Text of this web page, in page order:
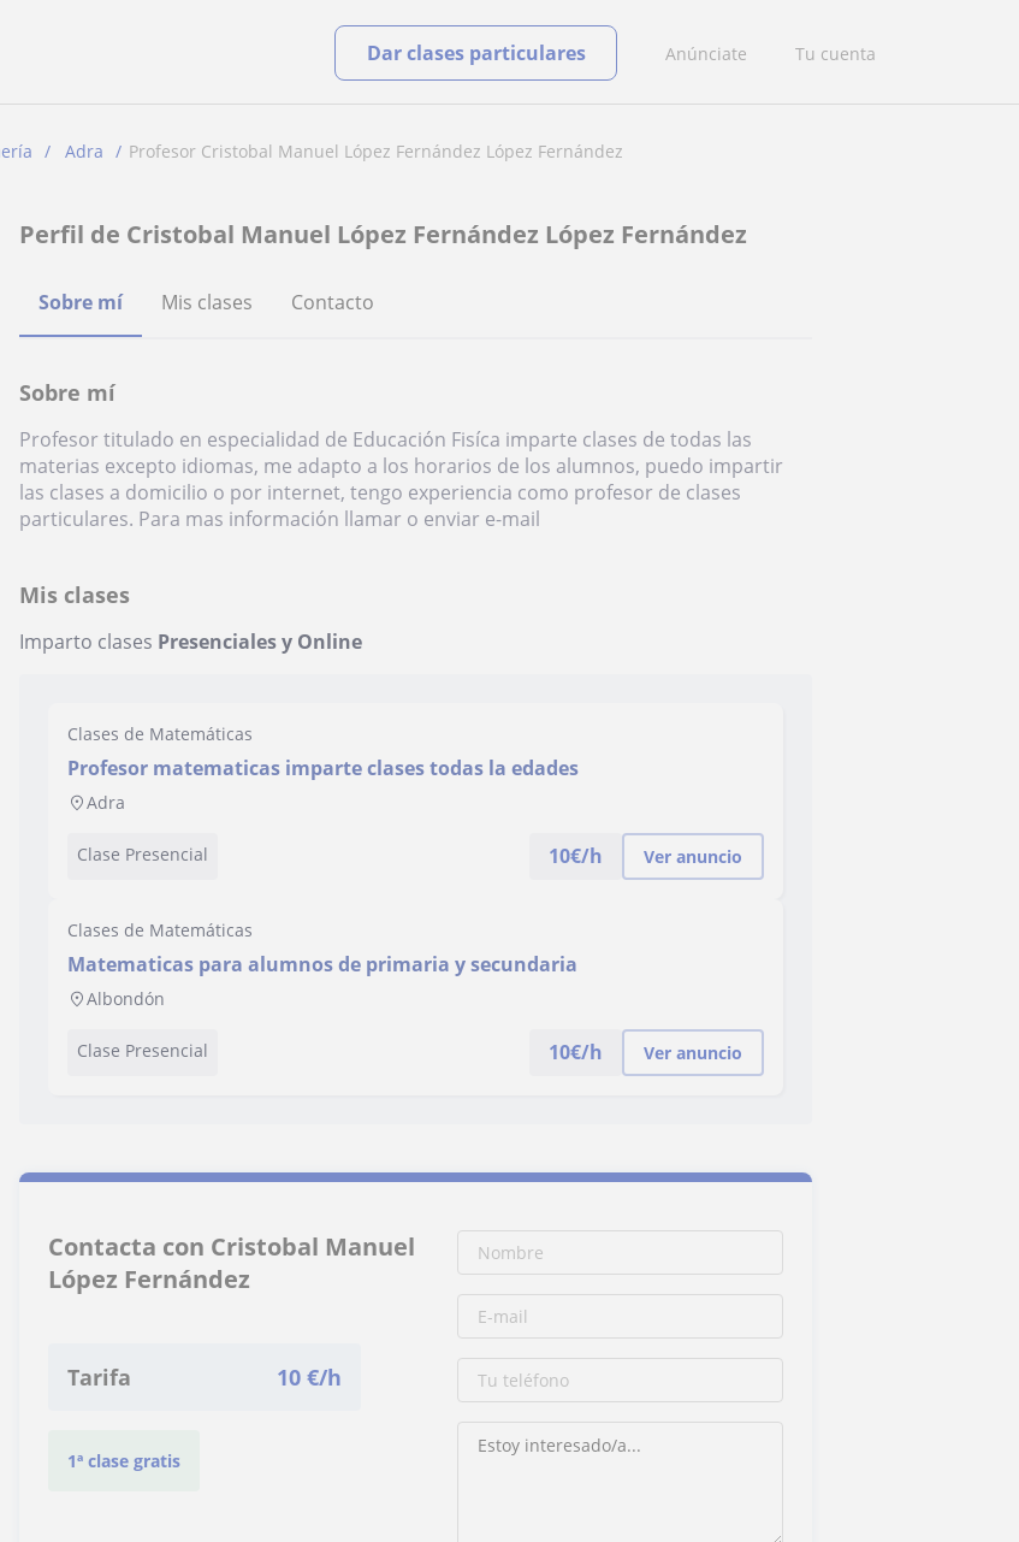
Anúnciate Tu cuenta
Dar clases particulares
Adra Profesor Cristobal Manuel López Fernández López Fernández
Perfil de Cristobal Manuel López Fernández López Fernández
Sobre mí Mis clases Contacto
Sobre mí
Profesor titulado en especialidad de Educación Fisíca imparte clases de todas las
materias excepto idiomas, me adapto a los horarios de los alumnos, puedo impartir
las clases a domicilio o por internet, tengo experiencia como profesor de clases
particulares. Para mas información llamar o enviar e-mail
Mis clases
Imparto clases Presenciales y Online
Clases de Matemáticas
Profesor matematicas imparte clases todas la edades
Adra
Clase Presencial 10€/h Ver anuncio
Clases de Matemáticas
Matematicas para alumnos de primaria y secundaria
Albondón
Clase Presencial 10€/h Ver anuncio
Contacta con Cristobal Manuel
López Fernández
Tarifa 10 €/h
1ª clase gratis